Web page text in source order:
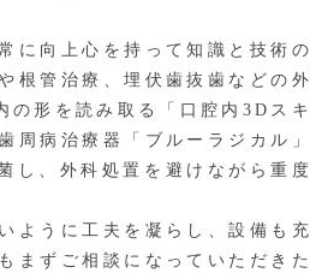
に向上心を持って知識と技術の
根管治療、埋伏歯抜歯などの外
の形を読み取る「口腔内3Dスキ
周病治療器「ブルーラジカル」
し、外科処置を避けながら重度
ように工夫を凝らし、設備も充
まずご相談になっていただきた